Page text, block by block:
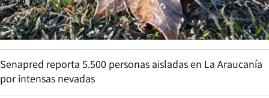
Senapred reporta 5.500 personas aisladas en La Araucanía
por intensas nevadas